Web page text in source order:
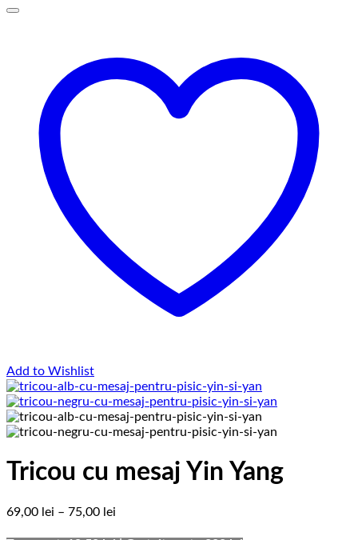
Add to Wishlist
Tricou cu mesaj Yin Yang
69,00 lei – 75,00 lei